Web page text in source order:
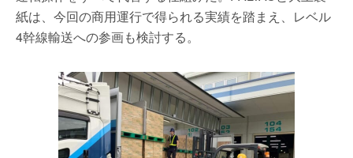
紙は、今回の商用運行で得られる実績を踏まえ、レベル
4幹線輸送への参画も検討する。